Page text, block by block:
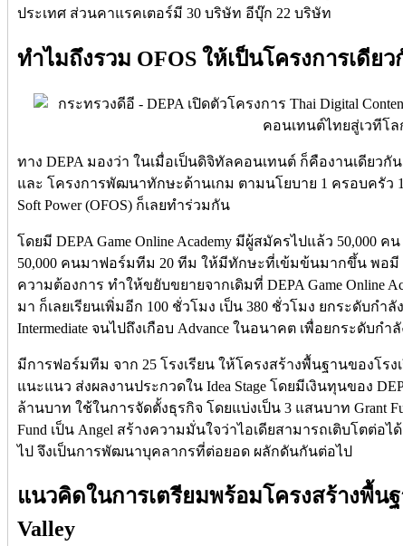
ประเทศ ส่วนคาแรคเตอร์มี 30 บริษัท อีบุ๊ก 22 บริษัท
ทำไมถึงรวม OFOS ให้เป็นโครงการเดียว
ทาง DEPA มองว่า ในเมื่อเป็นดิจิทัลคอนเทนต์ ก็คืองานเดียวกัน
และ โครงการพัฒนาทักษะด้านเกม ตามนโยบาย 1 ครอบครัว 1
Soft Power (OFOS) ก็เลยทำร่วมกัน
โดยมี DEPA Game Online Academy มีผู้สมัครไปแล้ว 50,000
50,000 คนมาฟอร์มทีม 20 ทีม ให้มีทักษะที่เข้มข้นมากขึ้น พอมี
ความต้องการ ทำให้ขยับขยายจากเดิมที่ DEPA Game Online
มา ก็เลยเรียนเพิ่มอีก 100 ชั่วโมง เป็น 380 ชั่วโมง ยกระดับกำ
Intermediate จนไปถึงเกือบ Advance ในอนาคต เพื่อยกระดับกำ
มีการฟอร์มทีม จาก 25 โรงเรียน ให้โครงสร้างพื้นฐานของโรง
แนะแนว ส่งผลงานประกวดใน Idea Stage โดยมีเงินทุนของ
ล้านบาท ใช้ในการจัดตั้งธุรกิจ โดยแบ่งเป็น 3 แสนบาท Grant
Fund เป็น Angel สร้างความมั่นใจว่าไอเดียสามารถเติบโตต่อ
ไป จึงเป็นการพัฒนาบุคลากรที่ต่อยอด ผลักดันกันต่อไป
แนวคิดในการเตรียมพร้อมโครงสร้างพื้น
Valley